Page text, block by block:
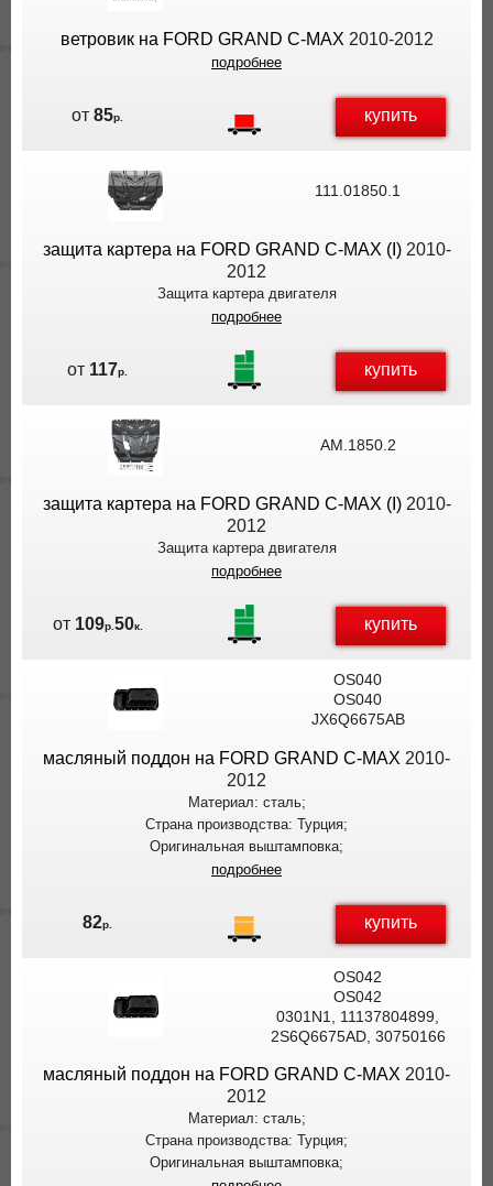
ветровик на FORD GRAND C-MAX 2010-2012
подробнее
от85р. купить
111.01850.1
защита картера на FORD GRAND C-MAX (I)2010-
2012
Защита картера двигателя
подробнее
от 117р. купить
AM.1850.2
защита картера на FORD GRAND C-MAX (I)2010-
2012
Защита картера двигателя
подробнее
от 109р. 50к. купить
OS040
OS040
JX6Q6675AB
масляный поддон на FORD GRAND C-MAX 2010-
2012
Материал: сталь;
Страна производства: Турция;
Оригинальная выштамповка;
подробнее
82р. купить
OS042
OS042
0301N1, 11137804899,
2S6Q6675AD, 30750166
масляный поддон на FORD GRAND C-MAX 2010-
2012
Материал: сталь;
Страна производства: Турция;
Оригинальная выштамповка;